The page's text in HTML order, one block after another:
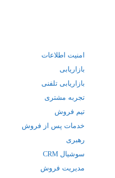
امنیت اطلاعات
بازاریابی
بازاریابی تلفنی
تجربه مشتری
تیم فروش
خدمات پس از فروش
رهبری
سوشیال CRM
مدیریت فروش